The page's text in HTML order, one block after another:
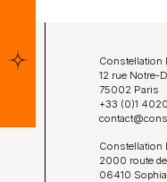
Notre
Nos
Constellation
12 rue Notre-
75002 Paris
+33 (0)1
Constellation
2000 route
06410
CONTACTEZ-NOUS
Nous écrire un mail